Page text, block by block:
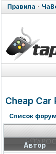
Правила ·
Cheap Car
Список
Автор